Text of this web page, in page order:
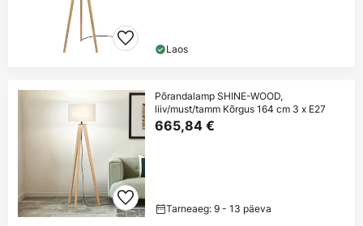
Laos
Põrandalamp SHINE-WOOD,
liiv/must/tamm Kõrgus 164 cm 3 x E27
665,84 €
Tarneaeg: 9 - 13 päeva